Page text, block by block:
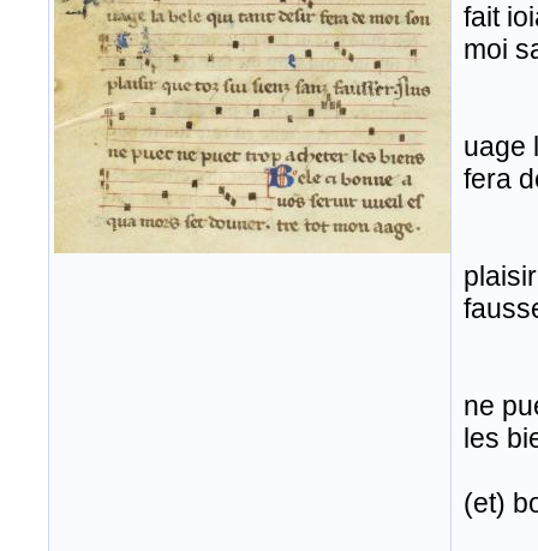
fait
moi
uage
fera
ne
les
(et)